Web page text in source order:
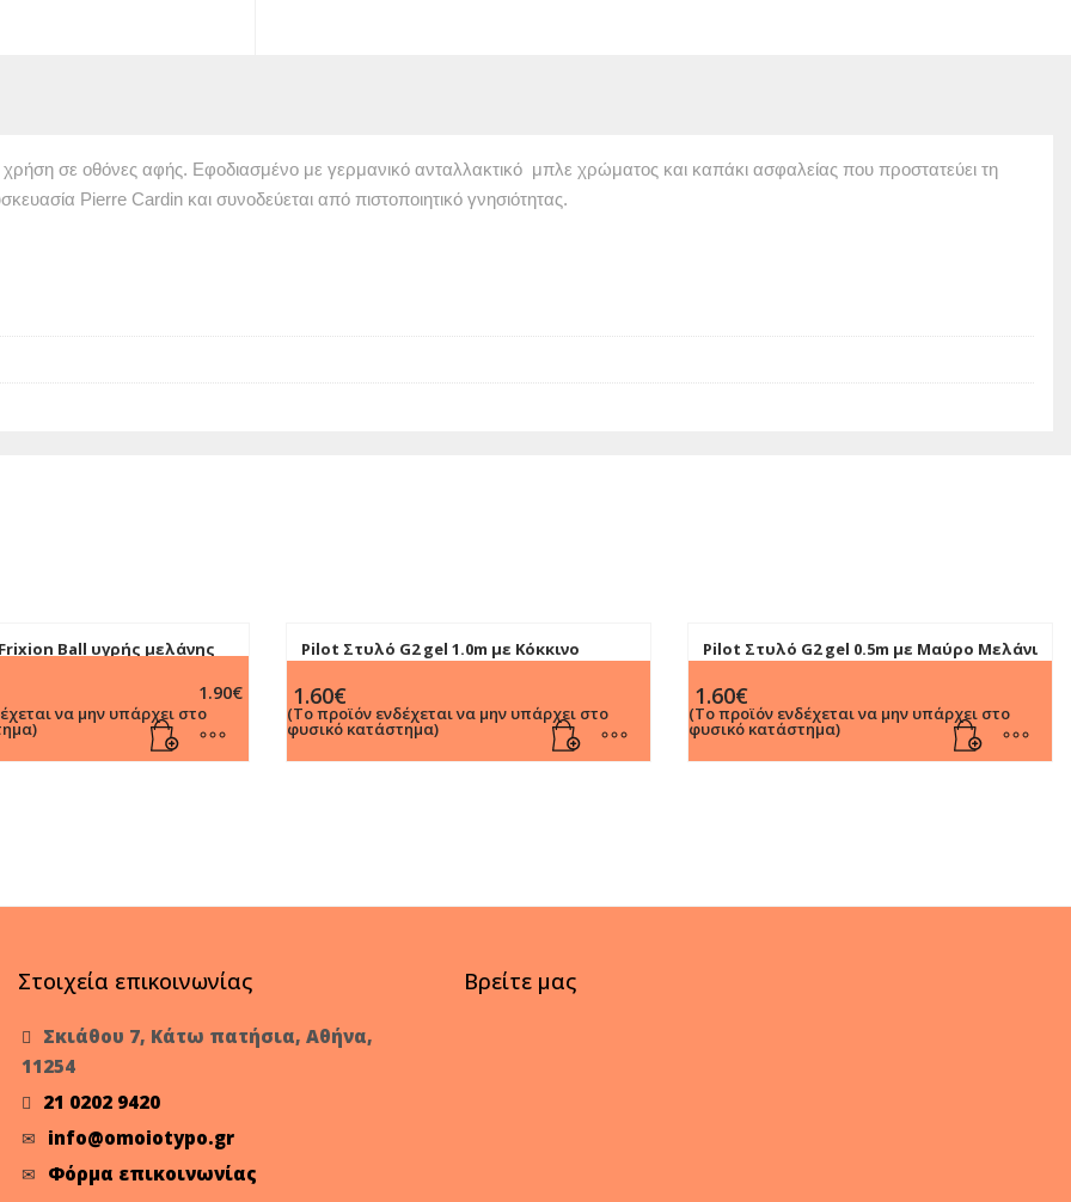
σε οθόνες αφής. Εφοδιασμένο με γερμανικό ανταλλακτικό μπλε χρώματος και καπάκι ασφαλείας που προστατεύει τη
Pierre Cardin και συνοδεύεται από πιστοποιητικό γνησιότητας.
Ball υγρής μελάνης
1.90€
να μην υπάρχει στο
Pilot Στυλό G2 gel 1.0m με Κόκκινο
1.60€
(Το προϊόν ενδέχεται να μην υπάρχει στο
φυσικό κατάστημα)
Pilot Στυλό G2 gel 0.5m με Μαύρο Mελάνι
1.60€
(Το προϊόν ενδέχεται να μην υπάρχει στο
φυσικό κατάστημα)
Στοιχεία επικοινωνίας
Σκιάθου 7, Κάτω πατήσια, Αθήνα,
11254
21 0202 9420
info@omoiotypo.gr
Φόρμα επικοινωνίας
Βρείτε μας